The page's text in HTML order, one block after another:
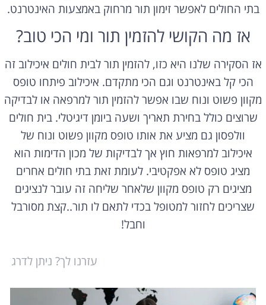
בתי החולים לאפשר זימון תור מרחוק באמצעות האינטרנט.
אז מה הקושי להזמין תור ומי הכי טוב?
אז הסקירה שלנו היא כזו, להזמין תור לבית חולים איכילוב זה
הכי קל באינטרנט וגם הכי מתקדם. איכילוב פיתחו טופס
מקוון פשוט ונוח שבו אפשר להזמין תור למרפאה או לבדיקה
שרוצים כולל בחירת תאריך ושעה ביומן דיגיטלי. בית חולים
וולפסון גם מציע את אותו טופס מקוון פשוט ונוח של
איכילוב למרפאות חוץ אך לבדיקות של מכון הדימות הוא
מציג טופס לא אפקטיבי. לעומת זאת בתי חולים אחרים
מציגים רק טופס מקוון שלאחר שליחה זה עובר לנציגים
שצריכים לחזור למטופל בכדי לתאם לו תור..קצת מסורבל
וחבל!
עזרנו לך? ניתן לדרג